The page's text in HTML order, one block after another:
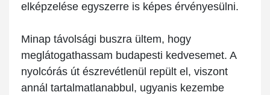
elképzelése egyszerre is képes érvényesülni.
Minap távolsági buszra ültem, hogy
meglátogathassam budapesti kedvesemet. A
nyolcórás út észrevétlenül repült el, viszont
annál tartalmatlanabbul, ugyanis kezembe